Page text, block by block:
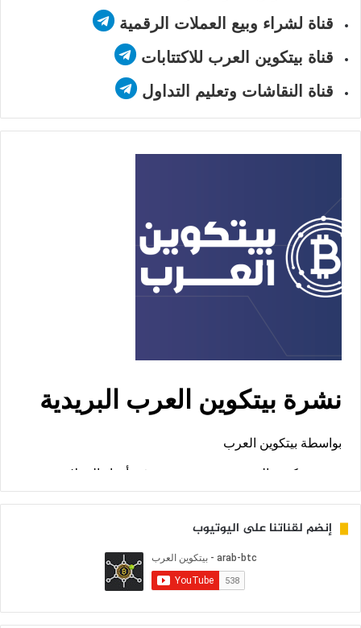
قناة لشراء وبيع العملات الرقمية
قناة بيتكوين العرب للاكتتابات
قناة النقاشات وتعليم التداول
إنضم لقناتنا على اليوتيوب